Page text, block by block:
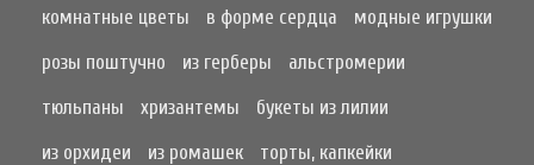
комнатные цветы
в форме сердца
модные игрушки
розы поштучно
из герберы
альстромерии
тюльпаны
хризантемы
букеты из лилии
из орхидеи
из ромашек
торты, капкейки